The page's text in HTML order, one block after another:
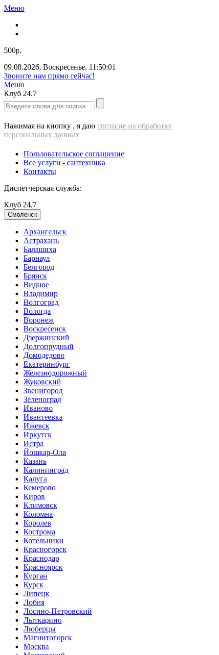
Меню
500р.
09.08.2026, Воскресенье, 11:50:01
Звоните нам прямо сейчас!
Меню
Клуб 24.7
Нажимая на кнопку , я даю согласие на обработку
персональных данных
Пользовательское соглашение
Все услуги - cантехника
Контакты
Диспетчерская служба:
Клуб 24.7
Смоленск
Архангельск
Астрахань
Балашиха
Барнаул
Белгород
Брянск
Видное
Владимир
Волгоград
Вологда
Воронеж
Воскресенск
Дзержинский
Долгопрудный
Домодедово
Екатеринбург
Железнодорожный
Жуковский
Звенигород
Зеленоград
Иваново
Ивантеевка
Ижевск
Иркутск
Истра
Йошкар-Ола
Казань
Калининград
Калуга
Кемерово
Киров
Климовск
Коломна
Королев
Кострома
Котельники
Красногорск
Краснодар
Красноярск
Курган
Курск
Липецк
Лобня
Лосино-Петровский
Лыткарино
Люберцы
Магнитогорск
Москва